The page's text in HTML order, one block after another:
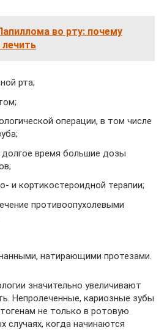
во рту: почему
лечить
рта;
операции, в том числе
время большие дозы
и кортикостероидной терапии;
противоопухолевыми
натирающими протезами.
значительно увеличивают
Непролеченные, кариозные зубы
не только в ротовую
случаях, когда начинаются